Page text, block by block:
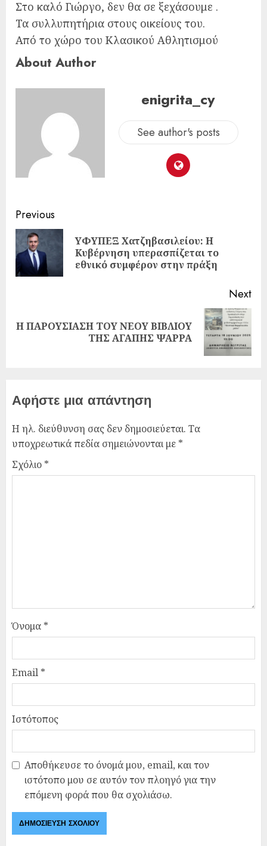
Στο καλό Γιώργο, δεν θα σε ξεχάσουμε .
Τα συλλυπητήρια στους οικείους του.
Από το χώρο του Κλασικού Αθλητισμού
About Author
enigrita_cy
See author's posts
Previous
ΥΦΥΠΕΞ Χατζηβασιλείου: Η
Κυβέρνηση υπερασπίζεται το
εθνικό συμφέρον στην πράξη
Next
Η ΠΑΡΟΥΣΙΑΣΗ ΤΟΥ ΝΕΟΥ ΒΙΒΛΙΟΥ
ΤΗΣ ΑΓΑΠΗΣ ΨΑΡΡΑ
Αφήστε μια απάντηση
Η ηλ. διεύθυνση σας δεν δημοσιεύεται. Τα
υποχρεωτικά πεδία σημειώνονται με *
Σχόλιο *
Όνομα *
Email *
Ιστότοπος
Αποθήκευσε το όνομά μου, email, και τον
ιστότοπο μου σε αυτόν τον πλοηγό για την
επόμενη φορά που θα σχολιάσω.